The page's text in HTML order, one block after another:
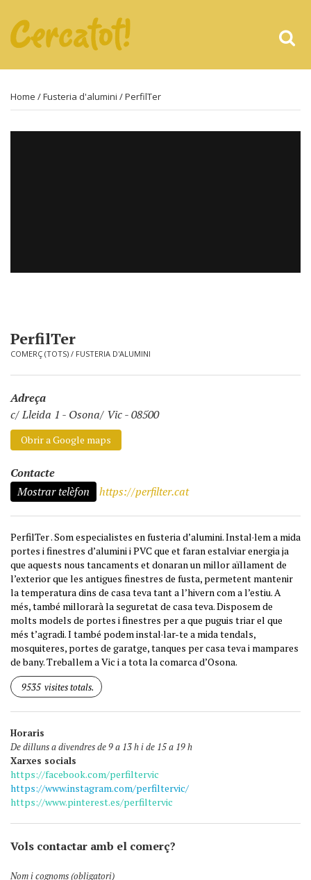
Home /Fusteria d'alumini / PerfilTer
PerfilTer
COMERÇ (TOTS) / FUSTERIA D'ALUMINI
Adreça
c/ Lleida 1 - Osona/ Vic - 08500
Obrir a Google maps
Contacte
Mostrar telèfon
https://perfilter.cat
PerfilTer . Som especialistes en fusteria d’alumini. Instal·lem a mida
portes i finestres d’alumini i PVC que et faran estalviar energia ja
que aquests nous tancaments et donaran un millor aïllament de
l’exterior que les antigues finestres de fusta, permetent mantenir
la temperatura dins de casa teva tant a l’hivern com a l’estiu. A
més, també millorarà la seguretat de casa teva. Disposem de
molts models de portes i finestres per a que puguis triar el que
més t’agradi. I també podem instal·lar-te a mida tendals,
mosquiteres, portes de garatge, tanques per casa teva i mampares
de bany. Treballem a Vic i a tota la comarca d’Osona.
9535 visites totals.
Horaris
De dilluns a divendres de 9 a 13 h i de 15 a 19 h
Xarxes socials
https://facebook.com/perfiltervic
https://www.instagram.com/perfiltervic/
https://www.pinterest.es/perfiltervic
Vols contactar amb el comerç?
Nom i cognoms (obligatori)